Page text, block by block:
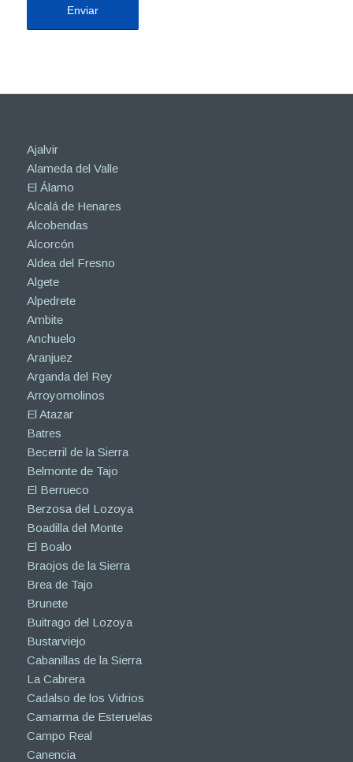
Ajalvir
Alameda del Valle
El Álamo
Alcalá de Henares
Alcobendas
Alcorcón
Aldea del Fresno
Algete
Alpedrete
Ambite
Anchuelo
Aranjuez
Arganda del Rey
Arroyomolinos
El Atazar
Batres
Becerril de la Sierra
Belmonte de Tajo
El Berrueco
Berzosa del Lozoya
Boadilla del Monte
El Boalo
Braojos de la Sierra
Brea de Tajo
Brunete
Buitrago del Lozoya
Bustarviejo
Cabanillas de la Sierra
La Cabrera
Cadalso de los Vidrios
Camarma de Esteruelas
Campo Real
Canencia